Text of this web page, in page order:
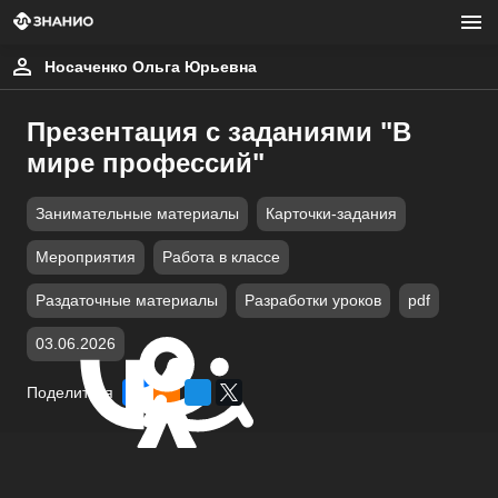
Носаченко Ольга Юрьевна
Презентация с заданиями "В
мире профессий"
Занимательные материалы Карточки-задания
Мероприятия Работа в классе
Раздаточные материалы Разработки уроков pdf
03.06.2026
Поделиться